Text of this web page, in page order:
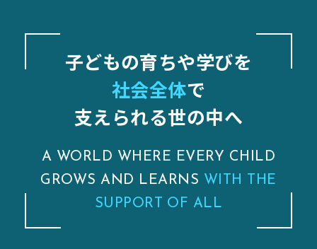
子どもの育ちや学びを
社会全体で
支えられる世の中へ
A WORLD WHERE EVERY CHILD
GROWS AND LEARNS WITH THE
SUPPORT OF ALL